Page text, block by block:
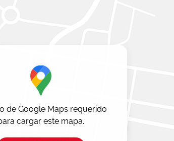
de Google Maps requerido
cargar este mapa.